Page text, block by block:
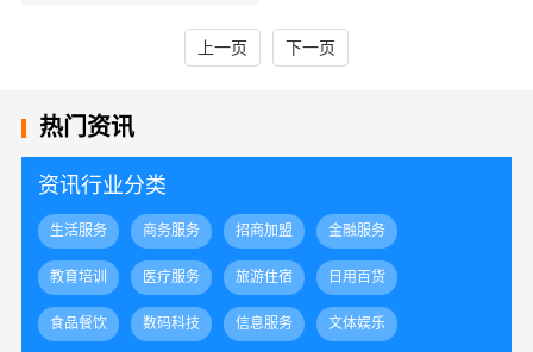
上一页 下一页
热门资讯
资讯行业分类
生活服务 商务服务 招商加盟 金融服务
教育培训 医疗服务 旅游住宿 日用百货
食品餐饮 数码科技 信息服务 文体娱乐